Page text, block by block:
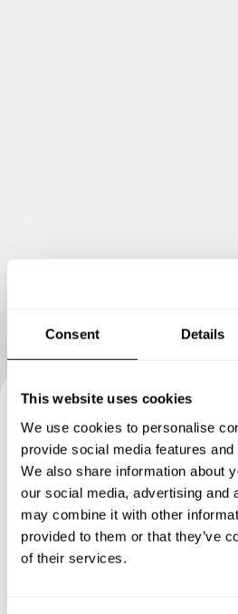
Consent Details
This website uses cookies
We use cookies to personalise
provide social media features
We also share information about
our social media, advertising and
may combine it with other
provided to them or that they’ve
of their services.
Reserva tu
Define los detalles de tu
enviarán un menú